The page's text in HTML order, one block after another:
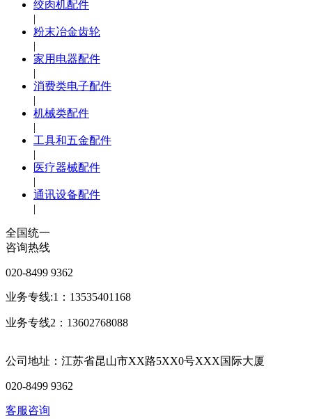
绞肉机配件
|
粉末冶金齿轮
|
家用电器配件
|
消费类电子配件
|
机械类配件
|
工具和五金配件
|
医疗器械配件
|
通讯设备配件
|
全国统一
咨询热线
020-8499 9362
业务专线:1：13535401168
业务专线2：13602768088
公司地址：江苏省昆山市XX路5XX0号XXX国际大厦
020-8499 9362
客服咨询